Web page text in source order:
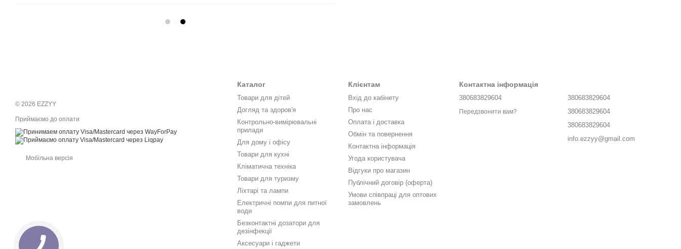
© 2026 EZZYY
Приймаємо до оплати
Мобільна версія
Каталог
Товари для дітей
Догляд та здоров'я
Контрольно-вимірювальні
прилади
Для дому і офісу
Товари для кухні
Кліматична техніка
Товари для туризму
Ліхтарі та лампи
Електричні помпи для питної
води
Безконтактні дозатори для
дезінфекції
Аксесуари і гаджети
Клієнтам
Вхід до кабінету
Про нас
Оплата і доставка
Обмін та повернення
Контактна інформація
Угода користувача
Відгуки про магазин
Публічний договір (оферта)
Умови співпраці для оптових
замовлень
Контактна інформація
380683829604
Передзвонити вам?
380683829604
380683829604
380683829604
info.ezzyy@gmail.com